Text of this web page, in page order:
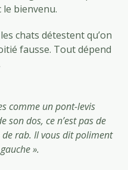
bienvenu.
chats détestent qu’on
fausse. Tout dépend
comme un pont-levis
son dos, ce n’est pas de
de rab. Il vous dit poliment
».